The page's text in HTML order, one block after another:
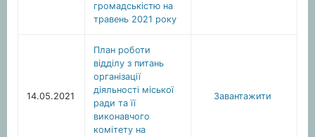
громадськістю на
травень 2021 року
14.05.2021
План роботи
відділу з питань
організації
діяльності міської
ради та її
виконавчого
комітету на
Завантажити